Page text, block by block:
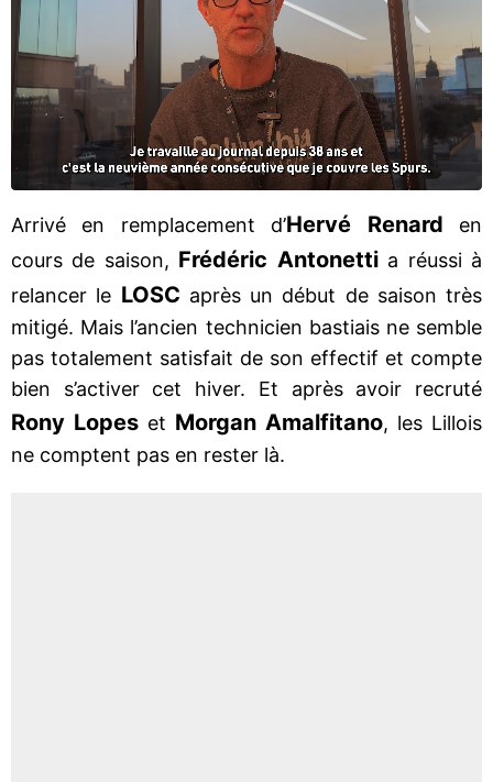
Arrivé en remplacement d’Hervé Renard en
cours de saison, Frédéric Antonettia réussi à
relancer le LOSC après un début de saison très
mitigé. Mais l’ancien technicien bastiais ne semble
pas totalement satisfait de son effectif et compte
bien s’activer cet hiver. Et après avoir recruté
Rony Lopes et Morgan Amalfitano, les Lillois
ne comptent pas en rester là.